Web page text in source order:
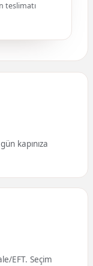
teslimatı
kapınıza
EFT. Seçim